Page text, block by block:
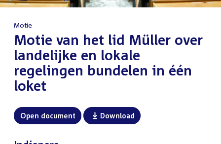
Motie
:Motie van het lid Müller over
landelijke en lokale
regelingen bundelen in één
loket
Open document Download